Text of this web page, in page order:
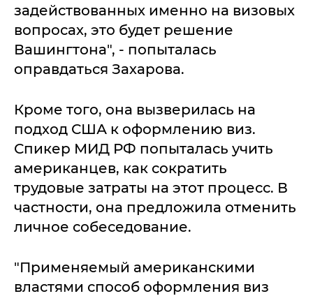
задействованных именно на визовых
вопросах, это будет решение
Вашингтона", - попыталась
оправдаться Захарова.
Кроме того, она вызверилась на
подход США к оформлению виз.
Спикер МИД РФ попыталась учить
американцев, как сократить
трудовые затраты на этот процесс. В
частности, она предложила отменить
личное собеседование.
"Применяемый американскими
властями способ оформления виз